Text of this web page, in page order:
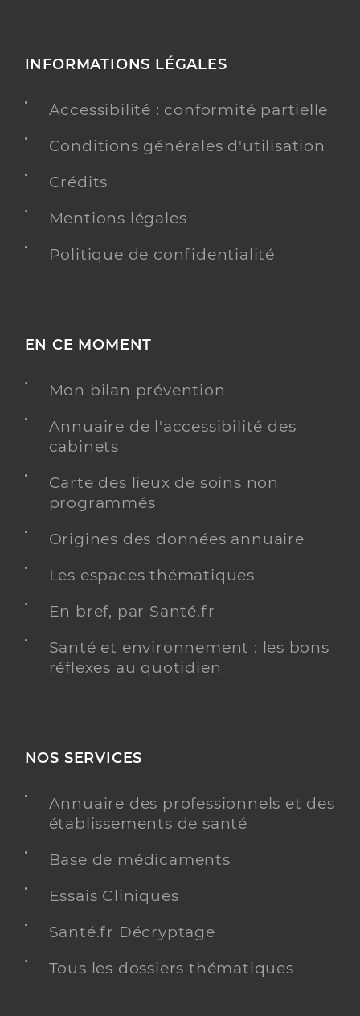
INFORMATIONS LÉGALES
Accessibilité : conformité partielle
Conditions générales d'utilisation
Crédits
Mentions légales
Politique de confidentialité
EN CE MOMENT
Mon bilan prévention
Annuaire de l'accessibilité des
cabinets
Carte des lieux de soins non
programmés
Origines des données annuaire
Les espaces thématiques
En bref, par Santé.fr
Santé et environnement : les bons
réflexes au quotidien
NOS SERVICES
Annuaire des professionnels et des
établissements de santé
Base de médicaments
Essais Cliniques
Santé.fr Décryptage
Tous les dossiers thématiques